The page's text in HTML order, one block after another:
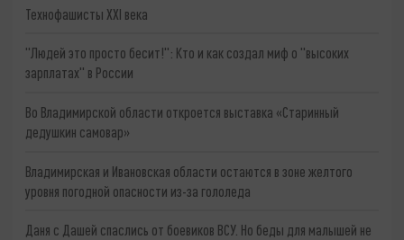
Технофашисты XXI века
"Людей это просто бесит!": Кто и как создал миф о "высоких
зарплатах" в России
Во Владимирской области откроется выставка «Старинный
дедушкин самовар»
Владимирская и Ивановская области остаются в зоне желтого
уровня погодной опасности из-за гололеда
Даня с Дашей спаслись от боевиков ВСУ. Но беды для малышей не